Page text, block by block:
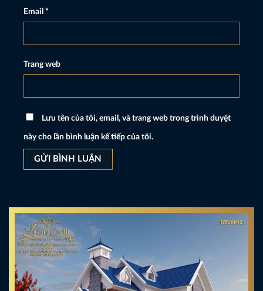
Email *
Trang web
Lưu tên của tôi, email, và trang web trong trình duyệt
này cho lần bình luận kế tiếp của tôi.